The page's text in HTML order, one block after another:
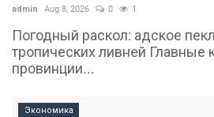
admin Aug 8, 2026 0 1
Погодный раскол: адское
тропических ливней Главные
провинции...
Экономика